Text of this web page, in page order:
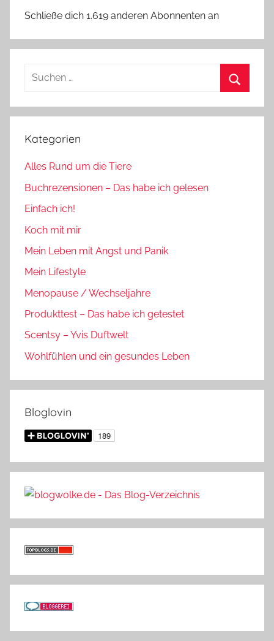
Schließe dich 1.619 anderen Abonnenten an
Suchen
Kategorien
Alles Rund um die Tiere
Buchrezensionen – Das habe ich gelesen
Einfach ich!
Koch mit mir
Mein Leben mit Angst und Panik
Mein Lifestyle
Menopause / Wechseljahre
Produkttest – Das habe ich getestet
Scentsy – Yvis Duftwelt
Wohlfühlen und ein gesundes Leben
Bloglovin